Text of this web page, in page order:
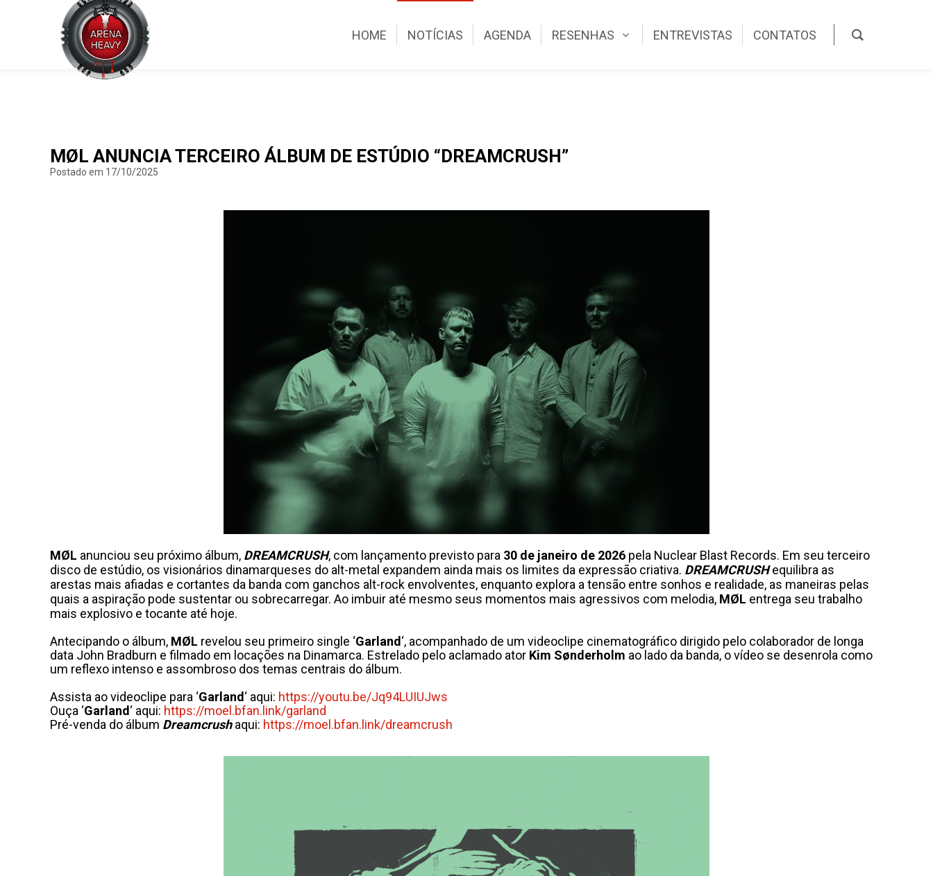
HOME NOTÍCIAS AGENDA RESENHAS ENTREVISTAS CONTATOS
MØL ANUNCIA TERCEIRO ÁLBUM DE ESTÚDIO “DREAMCRUSH”
Postado em 17/10/2025
MØL anunciou seu próximo álbum, DREAMCRUSH, com lançamento previsto para 30 de janeiro de 2026 pela Nuclear Blast Records. Em seu terceiro
disco de estúdio, os visionários dinamarqueses do alt-metal expandem ainda mais os limites da expressão criativa. DREAMCRUSHequilibra as
arestas mais afiadas e cortantes da banda com ganchos alt-rock envolventes, enquanto explora a tensão entre sonhos e realidade, as maneiras pelas
quais a aspiração pode sustentar ou sobrecarregar. Ao imbuir até mesmo seus momentos mais agressivos com melodia, MØL entrega seu trabalho
mais explosivo e tocante até hoje.
Antecipando o álbum, MØL revelou seu primeiro single ‘Garland ‘, acompanhado de um videoclipe cinematográfico dirigido pelo colaborador de longa
data John Bradburn e filmado em locações na Dinamarca. Estrelado pelo aclamado ator Kim Sønderholm ao lado da banda, o vídeo se desenrola como
um reflexo intenso e assombroso dos temas centrais do álbum.
Assista ao videoclipe para ‘Garland ‘ aqui: https://youtu.be/Jq94LUIUJws
Ouça ‘Garland ‘ aqui: https://moel.bfan.link/garland
Pré-venda do álbum Dreamcrushaqui: https://moel.bfan.link/dreamcrush